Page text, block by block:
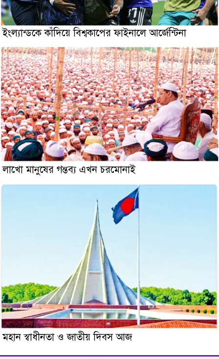
ইংল্যান্ডকে কাঁদিয়ে বিশ্বকাপের ফাইনালে আর্জেন্টিনা
লাখো মানুষের গন্তব্য এখন চরমোনাই
মহান স্বাধীনতা ও জাতীয় দিবস আজ